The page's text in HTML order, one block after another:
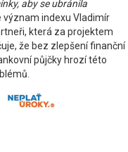
aby se ubránila
význam indexu Vladimír
která za projektem
že bez zlepšení finanční
půjčky hrozí této